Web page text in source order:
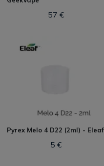
57 €
Pyrex Melo 4 D22 (2ml) - Eleaf
5 €